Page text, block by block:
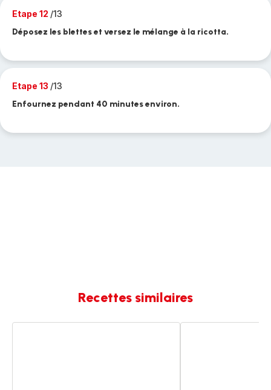
Etape 12 /13
Déposez les blettes et versez le mélange à la ricotta.
Etape 13 /13
Enfournez pendant 40 minutes environ.
Recettes similaires